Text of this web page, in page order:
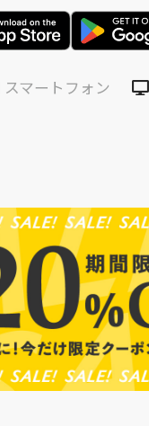
スマートフォン
針
基づく表示
て
ィアポリシー
ィア規約